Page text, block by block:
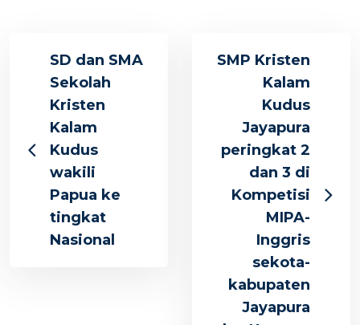
SD dan SMA
Sekolah
Kristen
Kalam
Kudus
wakili
Papua ke
tingkat
Nasional
SMP Kristen
Kalam
Kudus
Jayapura
peringkat 2
dan 3 di
Kompetisi
MIPA-
Inggris
sekota-
kabupaten
Jayapura